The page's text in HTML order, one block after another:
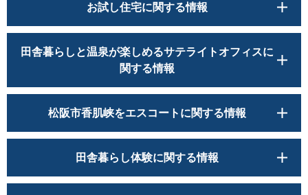
お試し住宅に関する情報
田舎暮らしと温泉が楽しめるサテライトオフィスに
関する情報
松阪市香肌峡をエスコートに関する情報
田舎暮らし体験に関する情報